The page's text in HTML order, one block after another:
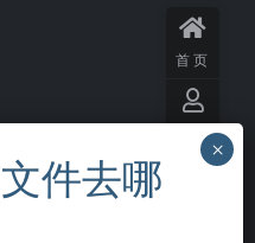
首页
用户
中心